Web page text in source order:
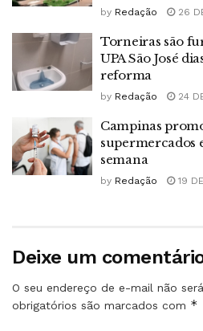
by Redação 26
Torneiras são
UPA São José
reforma
by Redação 24
Campinas
supermercados
semana
by Redação 19
Deixe um
O seu endereço de e-mail não
obrigatórios são marcados com *